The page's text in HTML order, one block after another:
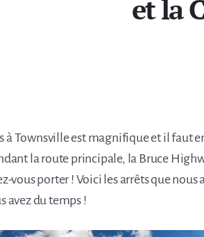
et la
à Townsville est magnifique et il faut
la route principale, la Bruce
vous porter ! Voici les arrêts que nous
avez du temps !